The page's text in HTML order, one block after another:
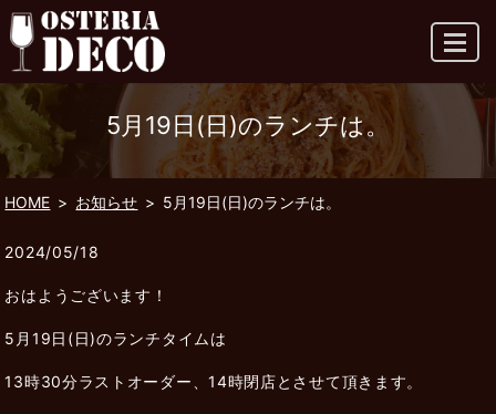
MENU
5月19日(日)のランチは。
HOME お知らせ 5月19日(日)のランチは。
2024/05/18
おはようございます！
5月19日(日)のランチタイムは
13時30分ラストオーダー、14時閉店とさせて頂きます。